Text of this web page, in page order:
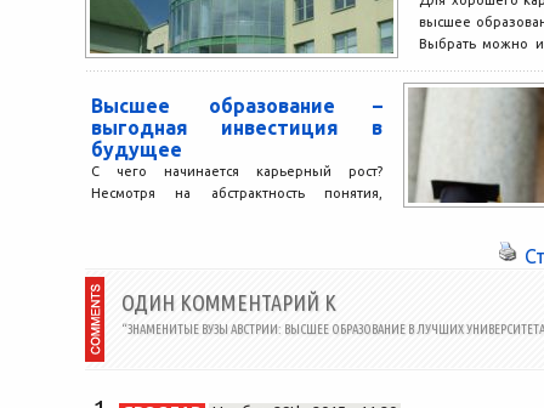
высшее
Выбрать можно
Высшее образование –
выгодная инвестиция в
будущее
С чего начинается карьерный рост?
Несмотря на абстрактность понятия,
ОДИН КОММЕНТАРИЙ К
“ЗНАМЕНИТЫЕ ВУЗЫ АВСТРИИ: ВЫСШЕЕ ОБРАЗОВАНИЕ В ЛУЧШИХ